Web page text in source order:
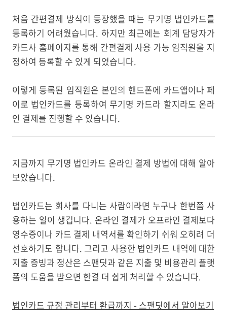
처음 간편결제 방식이 등장했을 때는 무기명 법인카드를
등록하기 어려웠습니다. 하지만 최근에는 회계 담당자가
카드사 홈페이지를 통해 간편결제 사용 가능 임직원을 지
정하여 등록할 수 있게 되었습니다.
이렇게 등록된 임직원은 본인의 핸드폰에 카드앱이나 페
이로 법인카드를 등록하여 무기명 카드라 할지라도 온라
인 결제를 진행할 수 있습니다.
지금까지 무기명 법인카드 온라인 결제 방법에 대해 알아
보았습니다.
법인카드는 회사를 다니는 사람이라면 누구나 한번쯤 사
용하는 일이 생깁니다. 온라인 결제가 오프라인 결제보다
영수증이나 카드 결제 내역서를 확인하기 쉬워 오히려 더
선호하기도 합니다. 그리고 사용한 법인카드 내역에 대한
지출 증빙과 정산은 스팬딧과 같은 지출 및 비용관리 플랫
폼의 도움을 받으면 한결 더 쉽게 처리할 수 있습니다.
법인카드 규정 관리부터 환급까지 - 스팬딧에서 알아보기